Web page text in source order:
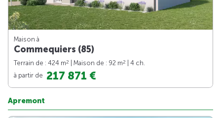
Maison à
Commequiers (85)
Terrain de : 424 m2 | Maison de : 92 m2
| 4 ch.
à partir de 217 871 €
Apremont